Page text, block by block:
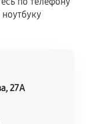
если
сервисным
27А